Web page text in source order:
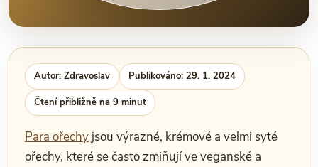
Autor: Zdravoslav Publikováno: 29. 1. 2024
Čtení přibližně na 9 minut
Para ořechy jsou výrazné, krémové a velmi syté
ořechy, které se často zmiňují ve veganské a